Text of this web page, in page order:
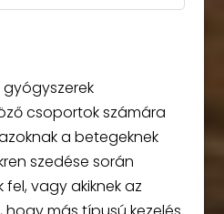
gyógyszerek
csoportok számára
a betegeknek
szedése során
vagy akiknek az